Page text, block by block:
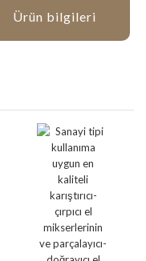
Ürün bilgileri